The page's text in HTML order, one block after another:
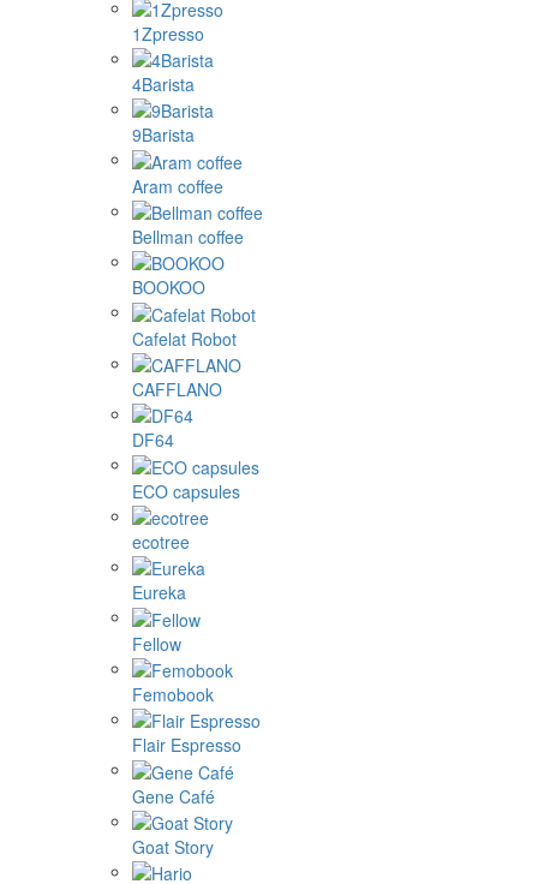
1Zpresso
4Barista
9Barista
Aram coffee
Bellman coffee
BOOKOO
Cafelat Robot
CAFFLANO
DF64
ECO capsules
ecotree
Eureka
Fellow
Femobook
Flair Espresso
Gene Café
Goat Story